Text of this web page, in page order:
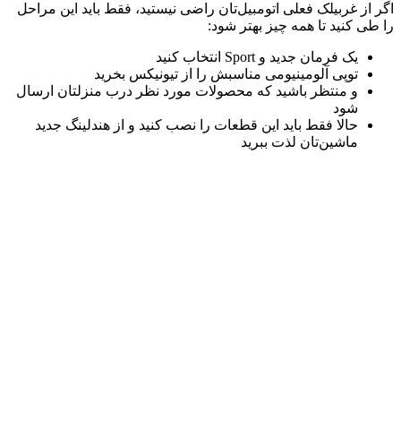
اگر از غربیلک فعلی اتومبیل‌تان راضی نیستید، فقط باید این مراحل
را طی کنید تا همه چیز بهتر شود:
یک فرمان جدید و Sport انتخاب کنید
توپی آلومینیومی مناسبش را از تیونیکس بخرید
و منتظر باشید که محصولات مورد نظر درب منزلتان ارسال
شود
حالا فقط باید این قطعات را نصب کنید و از هندلینگ جدید
ماشین‌تان لذت ببرید